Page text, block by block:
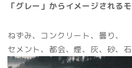
「グレー」からイメージされる
ねずみ、コンクリート、曇り、
セメント、都会、煙、灰、砂、石